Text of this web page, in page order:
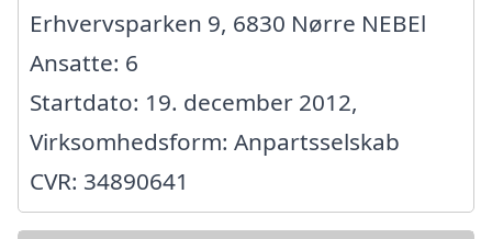
Erhvervsparken 9, 6830 Nørre NEBEl
Ansatte: 6
Startdato: 19. december 2012,
Virksomhedsform: Anpartsselskab
CVR: 34890641